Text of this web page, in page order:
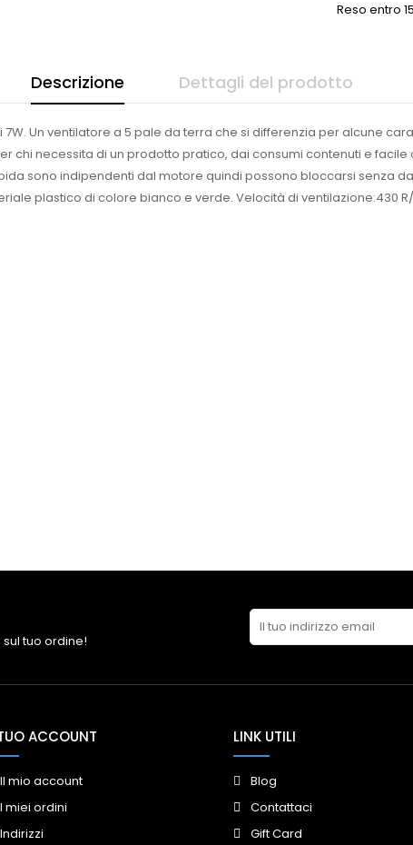
Reso entro
Descrizione Dettagli del prodotto
Un ventilatore a 5 pale da terra che si differenzia per alcune
chi necessita di un prodotto pratico, dai consumi contenuti e
sono indipendenti dal motore quindi possono bloccarsi senza
plastico di colore bianco e verde. Velocità di ventilazione:430
tuo ordine!
ACCOUNT
Il mio account
I miei ordini
Indirizzi
LINK UTILI
Blog
Contattaci
Gift Card